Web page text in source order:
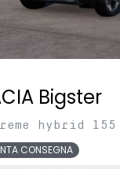
Bigster
hybrid 155
CONSEGNA